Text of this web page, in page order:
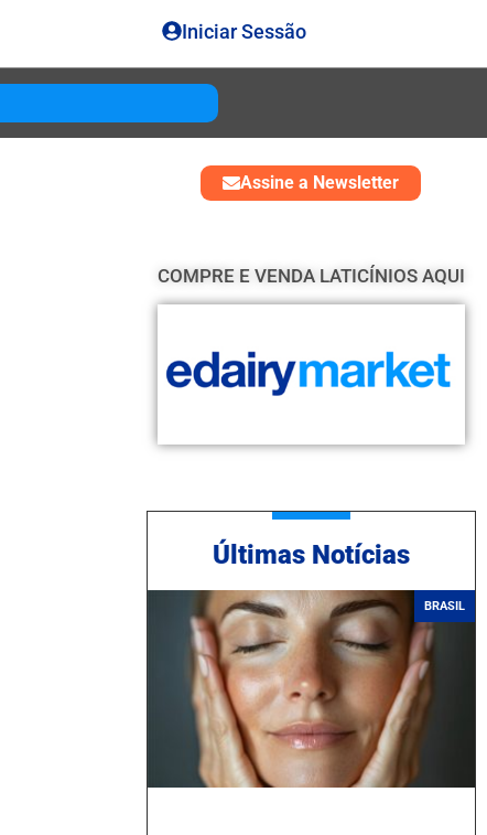
Iniciar Sessão
Assine a Newsletter
COMPRE E VENDA LATICÍNIOS AQUI
Ú ltimas Notícias
BRASIL